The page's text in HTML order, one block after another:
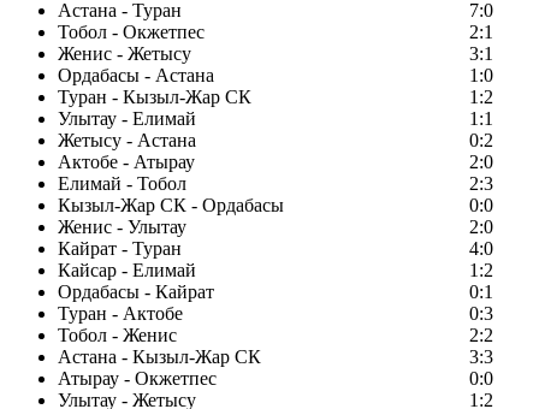
Астана - Туран
7:0
Тобол - Окжетпес
2:1
Женис - Жетысу
3:1
Ордабасы - Астана
1:0
Туран - Кызыл-Жар СК
1:2
Улытау - Елимай
1:1
Жетысу - Астана
0:2
Актобе - Атырау
2:0
Елимай - Тобол
2:3
Кызыл-Жар СК - Ордабасы
0:0
Женис - Улытау
2:0
Кайрат - Туран
4:0
Кайсар - Елимай
1:2
Ордабасы - Кайрат
0:1
Туран - Актобе
0:3
Тобол - Женис
2:2
Астана - Кызыл-Жар СК
3:3
Атырау - Окжетпес
0:0
Улытау - Жетысу
1:2